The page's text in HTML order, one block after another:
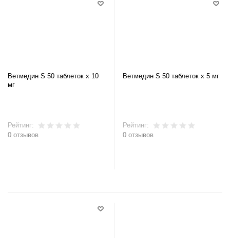
Ветмедин S 50 таблеток х 10
мг
Рейтинг:
0 отзывов
Ветмедин S 50 таблеток х 5 мг
Рейтинг:
0 отзывов